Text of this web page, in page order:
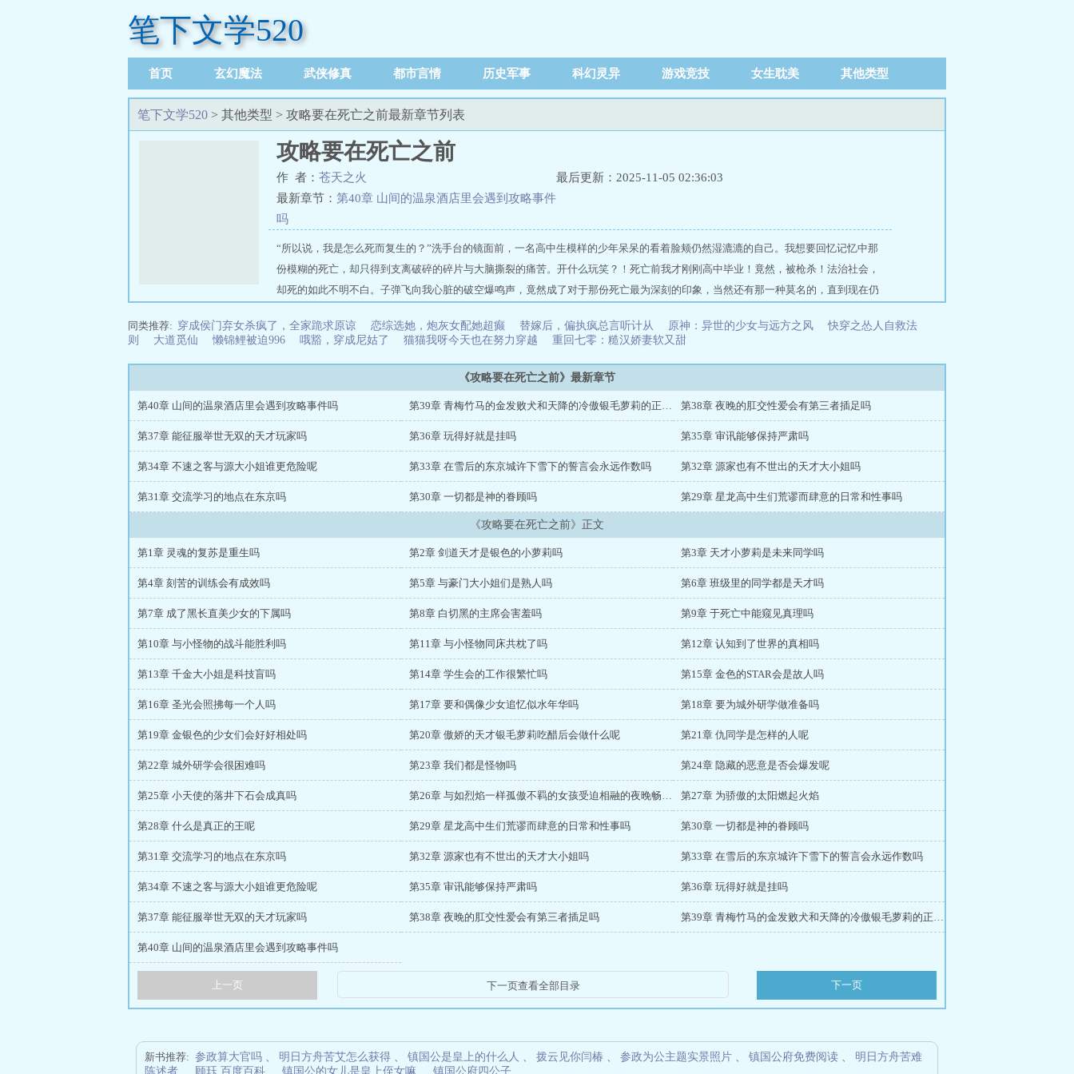
笔下文学520
首页 玄幻魔法 武侠修真 都市言情 历史军事 科幻灵异 游戏竞技 女生耽美 其他类型
足迹记录
笔下文学520 > 其他类型 > 攻略要在死亡之前最新章节列表
攻略要在死亡之前
作 者： 苍天之火
最后更新：2025-11-05 02:36:03
最新章节： 第40章 山间的温泉酒店里会遇到攻略事件
吗
“所以说，我是怎么死而复生的？”洗手台的镜面前，一名高中生模样的少年呆呆的看着脸颊仍然湿漉漉的自己。我想要回忆记忆中那
份模糊的死亡，却只得到支离破碎的碎片与大脑撕裂的痛苦。开什么玩笑？！死亡前我才刚刚高中毕业！竟然，被枪杀！法治社会，
却死的如此不明不白。子弹飞向我心脏的破空爆鸣声，竟然成了对于那份死亡最为深刻的印象，当然还有那一种莫名的，直到现在仍
在高考后平凡的某一天，我被狙击手一枪毙命。但我又活过来了。 攻略要在死亡之前
推荐地址：https://www.bxwx520.org/yuedu/378934/
同类推荐: 穿成侯门弃女杀疯了，全家跪求原谅 恋综选她，炮灰女配她超癫 替嫁后，偏执疯总言听计从 原神：异世的少女与远方之风
快穿之怂人自救法
则
大道觅仙 懒锦鲤被迫996 哦豁，穿成尼姑了 猫猫我呀今天也在努力穿越 重回七零：糙汉娇妻软又甜
《攻略要在死亡之前》最新章节
第40章 山间的温泉酒店里会遇到攻略事件吗 第39章 青梅竹马的金发败犬和天降的冷傲银毛萝莉的正宫之争以其中一个被肏到失神而结束吗 第38章 夜晚的肛交性爱会有第三者插足吗
第37章 能征服举世无双的天才玩家吗 第36章 玩得好就是挂吗 第35章 审讯能够保持严肃吗
第34章 不速之客与源大小姐谁更危险呢 第33章 在雪后的东京城许下雪下的誓言会永远作数吗 第32章 源家也有不世出的天才大小姐吗
第31章 交流学习的地点在东京吗 第30章 一切都是神的眷顾吗 第29章 星龙高中生们荒谬而肆意的日常和性事吗
《攻略要在死亡之前》正文
第1章 灵魂的复苏是重生吗 第2章 剑道天才是银色的小萝莉吗 第3章 天才小萝莉是未来同学吗
第4章 刻苦的训练会有成效吗 第5章 与豪门大小姐们是熟人吗 第6章 班级里的同学都是天才吗
第7章 成了黑长直美少女的下属吗 第8章 白切黑的主席会害羞吗 第9章 于死亡中能窥见真理吗
第10章 与小怪物的战斗能胜利吗 第11章 与小怪物同床共枕了吗 第12章 认知到了世界的真相吗
第13章 千金大小姐是科技盲吗 第14章 学生会的工作很繁忙吗 第15章 金色的STAR会是故人吗
第16章 圣光会照拂每一个人吗 第17章 要和偶像少女追忆似水年华吗 第18章 要为城外研学做准备吗
第19章 金银色的少女们会好好相处吗 第20章 傲娇的天才银毛萝莉吃醋后会做什么呢 第21章 仇同学是怎样的人呢
第22章 城外研学会很困难吗 第23章 我们都是怪物吗 第24章 隐藏的恶意是否会爆发呢
第25章 小天使的落井下石会成真吗 第26章 与如烈焰一样孤傲不羁的女孩受迫相融的夜晚畅快吗 第27章 为骄傲的太阳燃起火焰
第28章 什么是真正的王呢 第29章 星龙高中生们荒谬而肆意的日常和性事吗 第30章 一切都是神的眷顾吗
第31章 交流学习的地点在东京吗 第32章 源家也有不世出的天才大小姐吗 第33章 在雪后的东京城许下雪下的誓言会永远作数吗
第34章 不速之客与源大小姐谁更危险呢 第35章 审讯能够保持严肃吗 第36章 玩得好就是挂吗
第37章 能征服举世无双的天才玩家吗 第38章 夜晚的肛交性爱会有第三者插足吗 第39章 青梅竹马的金发败犬和天降的冷傲银毛萝莉的正宫之争以其中一个被肏到失神而结束吗
第40章 山间的温泉酒店里会遇到攻略事件吗
上一页 下一页
新书推荐: 参政算大官吗 、 明日方舟苦艾怎么获得 、 镇国公是皇上的什么人 、 拨云见你闫椿 、 参政为公主题实景照片 、 镇国公府免费阅读 、
明日方舟苦难
陈述者
顾珏 百度百科 镇国公的女儿是皇上侄女嘛 镇国公府四公子